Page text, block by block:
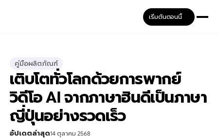
เริ่มต้นตอนนี้
คู่มือผลิตภัณฑ์
เติบโตทั่วโลกด้วยการพากย์
วิดีโอ AI จากภาษาฮินดีเป็นภาษา
ญี่ปุ่นอย่างรวดเร็ว
อัปเดตล่าสุด14 ตุลาคม 2568